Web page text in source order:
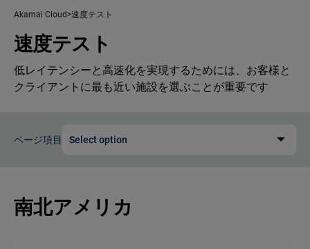
Akamai Cloud 速度テスト
速度テスト
低レイテンシーと高速化を実現するためには、お客様と
クライアントに最も近い施設を選ぶことが重要です
ページ項目 Select option
南北アメリカ